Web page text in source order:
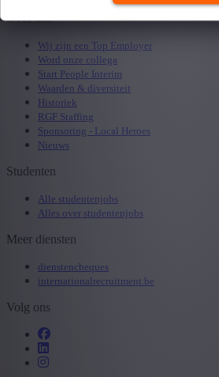
Over ons
Wij zijn een Top Employer
Word onze collega
Start People Interim
Waarden & diversiteit
Historiek
RGF Staffing
Sponsoring - Local Heroes
Nieuws
Studenten
Alle studentenjobs
Alles over studentenjobs
Meer diensten
dienstencheques
internationalrecruitment.be
Volg ons